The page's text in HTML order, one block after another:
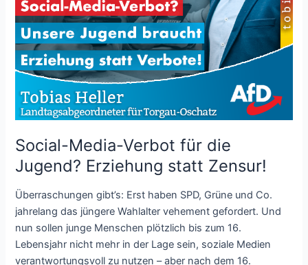
Social-Media-Verbot für die
Jugend? Erziehung statt Zensur!
Überraschungen gibt’s: Erst haben SPD, Grüne und Co.
jahrelang das jüngere Wahlalter vehement gefordert. Und
nun sollen junge Menschen plötzlich bis zum 16.
Lebensjahr nicht mehr in der Lage sein, soziale Medien
verantwortungsvoll zu nutzen – aber nach dem 16.